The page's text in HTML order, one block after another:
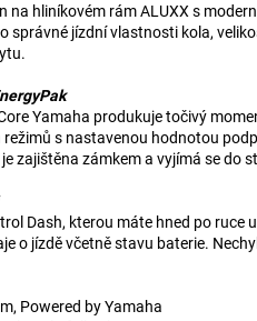
na hliníkovém rám ALUXX s
správné jízdní vlastnosti kola,
Yamaha produkuje točivý
s nastavenou hodnotou
zajištěna zámkem a vyjímá se do
Dash, kterou máte hned po
o jízdě včetně stavu baterie.
Powered by Yamaha